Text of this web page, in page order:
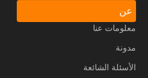
عن
معلومات عنا
مدونة
الأسئلة الشائعة